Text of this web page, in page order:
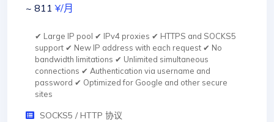
~ 811¥/月
✔ Large IP pool ✔ IPv4 proxies ✔ HTTPS and SOCKS5
support ✔ New IP address with each request ✔ No
bandwidth limitations ✔ Unlimited simultaneous
connections ✔ Authentication via username and
password ✔ Optimized for Google and other secure
sites
SOCKS5 / HTTP 协议